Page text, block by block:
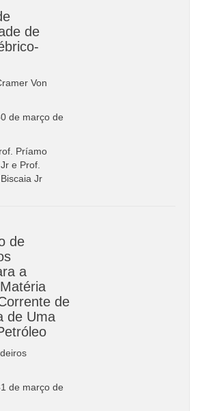
de
Von
de março de
Príamo
e Prof.
Jr
de
a
de
de Uma
de março de